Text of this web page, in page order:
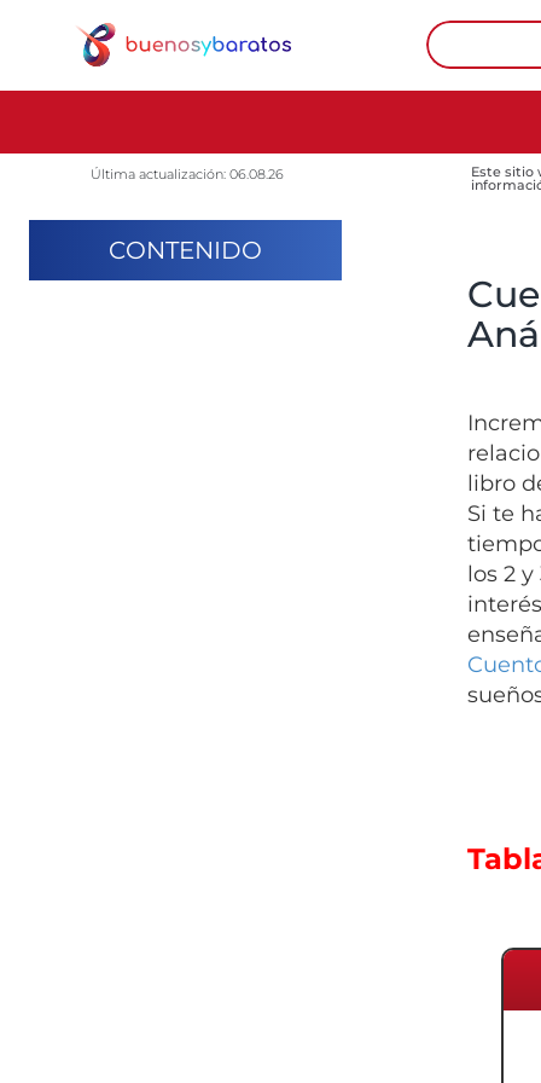
Última actualización: 06.08.26 Este sitio
CONTENIDO
libro
Si te
los 2